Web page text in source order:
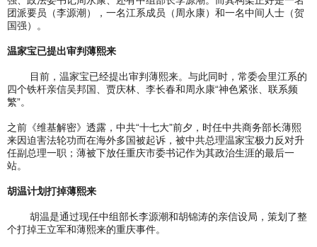
团派要员（李源潮），一名江系成员（周永康）和一名中间人士（贺
国强）。
温家宝已提出审判薄熙来
目前，温家宝已经提出审判薄熙来。与此同时，常委会里江系的
四个铁杆亲信吴邦国、贾庆林、李长春和周永康“神色紧张、联系频
繁”。
之前《维基解密》透露，中共“十七大”前夕，时任中共商务部长薄熙
来因迫害法轮功而在海外多国被起诉，被中共总理温家宝极力反对升
任副总理一职；薄被下放任重庆市委书记作为其政治生涯的最后一
站。
胡温计划打掉薄熙来
胡温是通过现任中组部长李源潮和胡锦涛的亲信设局，策划了整
个打掉王立军和薄熙来的重庆事件。